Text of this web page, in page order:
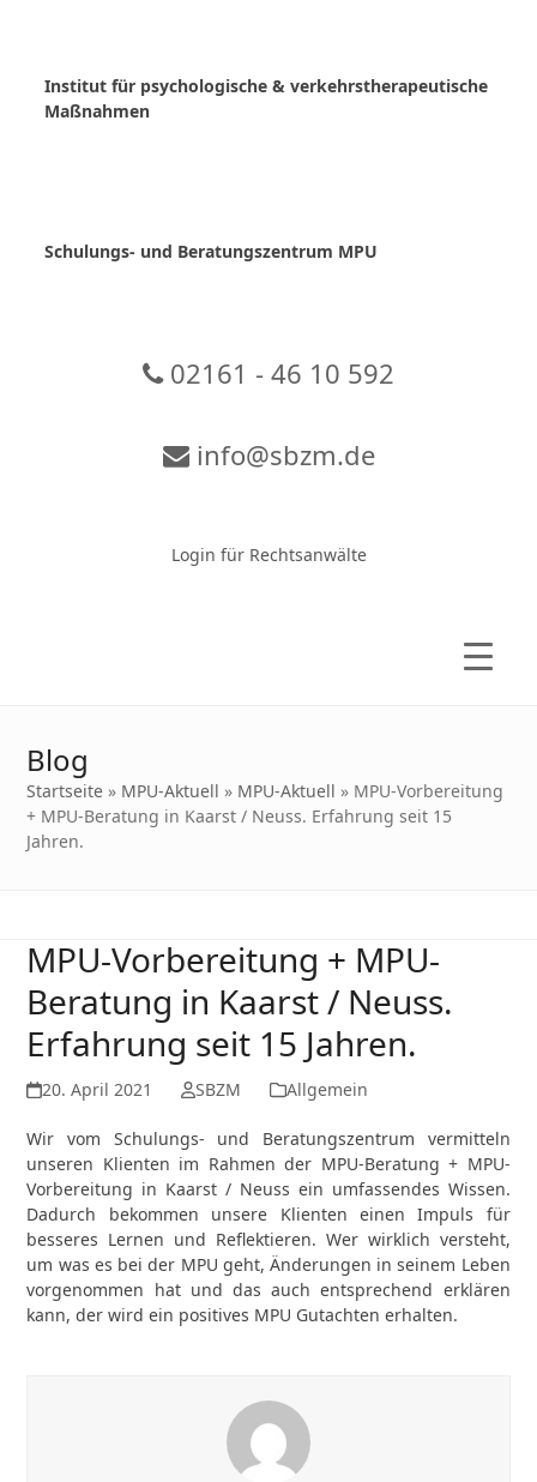
Institut für psychologische & verkehrstherapeutische
Maßnahmen
Schulungs- und Beratungszentrum MPU
02161 - 46 10 592
info@sbzm.de
Login für Rechtsanwälte
Blog
Startseite » MPU-Aktuell » MPU-Aktuell » MPU-Vorbereitung
+ MPU-Beratung in Kaarst / Neuss. Erfahrung seit 15
Jahren.
MPU-Vorbereitung + MPU-
Beratung in Kaarst / Neuss.
Erfahrung seit 15 Jahren.
20. April 2021 SBZM Allgemein
Wir vom Schulungs- und Beratungszentrum vermitteln
unseren Klienten im Rahmen der MPU-Beratung + MPU-
Vorbereitung in Kaarst / Neuss ein umfassendes Wissen.
Dadurch bekommen unsere Klienten einen Impuls für
besseres Lernen und Reflektieren. Wer wirklich versteht,
um was es bei der MPU geht, Änderungen in seinem Leben
vorgenommen hat und das auch entsprechend erklären
kann, der wird ein positives MPU Gutachten erhalten.